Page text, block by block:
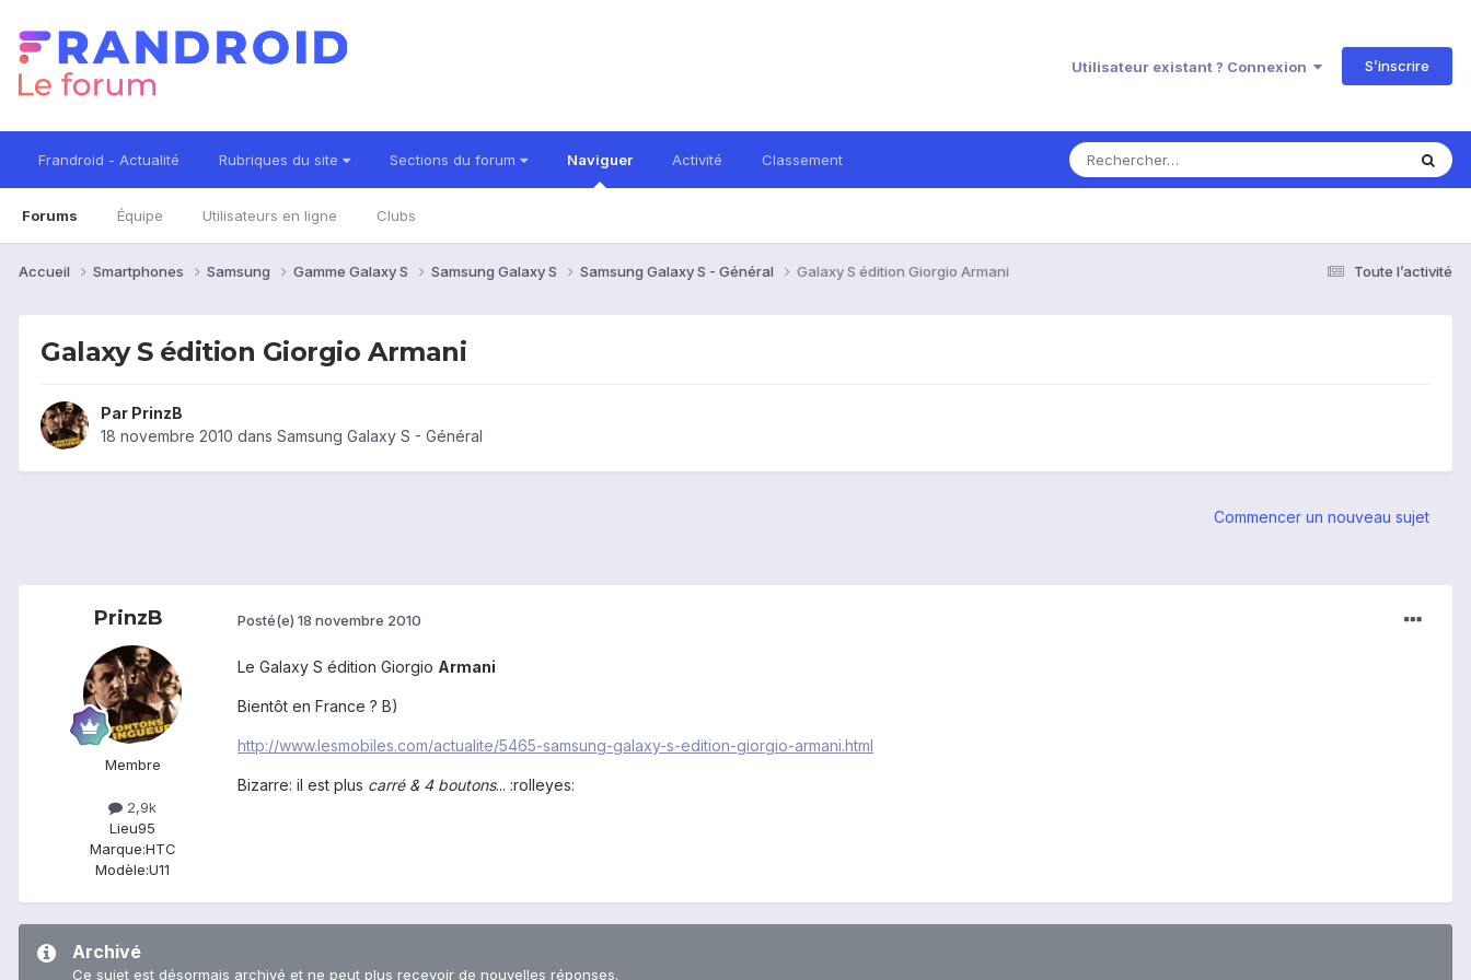
Utilisateur existant ? Connexion S’inscrire
Frandroid - Actualité Rubriques du site Sections du forum Naviguer
Forums Équipe Utilisateurs en ligne Clubs
Activité Classement
Toute l’activité
Accueil Smartphones Samsung Gamme Galaxy S Samsung Galaxy S Samsung Galaxy S - Général Galaxy S édition Giorgio Armani
Galaxy S édition Giorgio Armani
Par PrinzB
18 novembre 2010 dans Samsung Galaxy S - Général
Commencer un nouveau sujet
PrinzB
Membre
2,9k
Lieu95
Marque:HTC
Modèle:U11
Posté(e) 18 novembre 2010
Le Galaxy S édition Giorgio Armani
Bientôt en France ? B)
http://www.lesmobiles.com/actualite/5465-samsung-galaxy-s-edition-giorgio-armani.html
Bizarre: il est plus carré & 4 boutons... :rolleyes:
Archivé
Ce sujet est désormais archivé et ne peut plus recevoir de nouvelles réponses.